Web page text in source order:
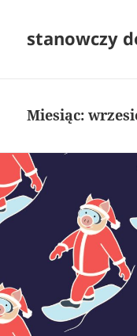
stanowczy
Miesiąc: